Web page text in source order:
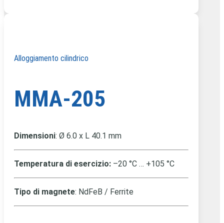
Alloggiamento cilindrico
MMA-205
Dimensioni: Ø 6.0 x L 40.1 mm
Temperatura di esercizio: –20 °C … +105 °C
Tipo di magnete: NdFeB / Ferrite